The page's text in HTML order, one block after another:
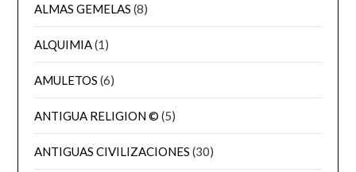
ALMAS GEMELAS (8)
ALQUIMIA(1)
AMULETOS (6)
ANTIGUA RELIGION © (5)
ANTIGUAS CIVILIZACIONES (30)